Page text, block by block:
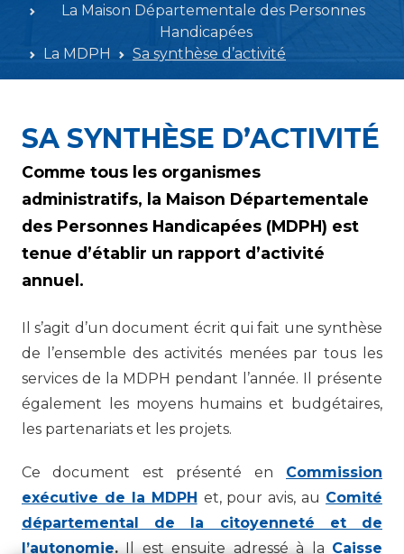
La Maison Départementale des Personnes
Handicapées
La MDPH
Sa synthèse d’activité
SA SYNTHÈSE D’ACTIVITÉ
Comme tous les organismes
administratifs, la Maison Départementale
des Personnes Handicapées (MDPH) est
tenue d’établir un rapport d’activité
annuel.
Il s’agit d’un document écrit qui fait une synthèse
de l’ensemble des activités menées par tous les
services de la MDPH pendant l’année. Il présente
également les moyens humains et budgétaires,
les partenariats et les projets.
Ce document est présenté en
Commission
exécutive de la MDPH et, pour avis, au Comité
départemental de la citoyenneté et de
l’autonomie.Il est ensuite adressé à la Caisse